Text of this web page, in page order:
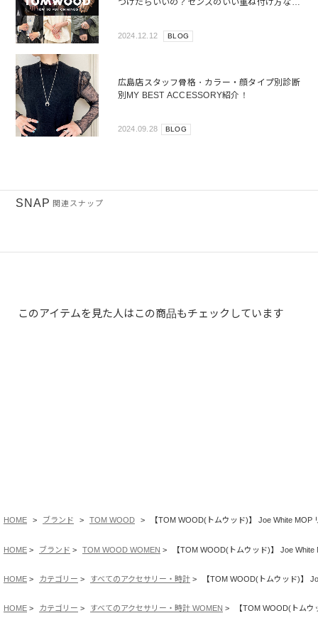
つけたらいいの？センスのいい重ね付け方など
2024.12.12 BLOG
広島店スタッフ骨格・カラー・顔タイプ別診断
別MY BEST ACCESSORY紹介！
2024.09.28 BLOG
SNAP 関連スナップ
このアイテムを見た人はこの商品もチェックしています
HOME ブランド TOM WOOD 【TOM WOOD(トムウッド)】 Joe White MOP
HOME ブランド TOM WOOD WOMEN 【TOM WOOD(トムウッド)】 Joe White
HOME カテゴリー すべてのアクセサリー・時計 【TOM WOOD(トムウッド)】
HOME カテゴリー すべてのアクセサリー・時計 WOMEN 【TOM WOOD(トム